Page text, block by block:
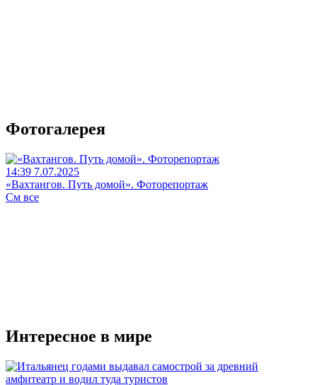
Фотогалерея
14:39 7.07.2025
«Вахтангов. Путь домой». Фоторепортаж
См все
Интересное в мире